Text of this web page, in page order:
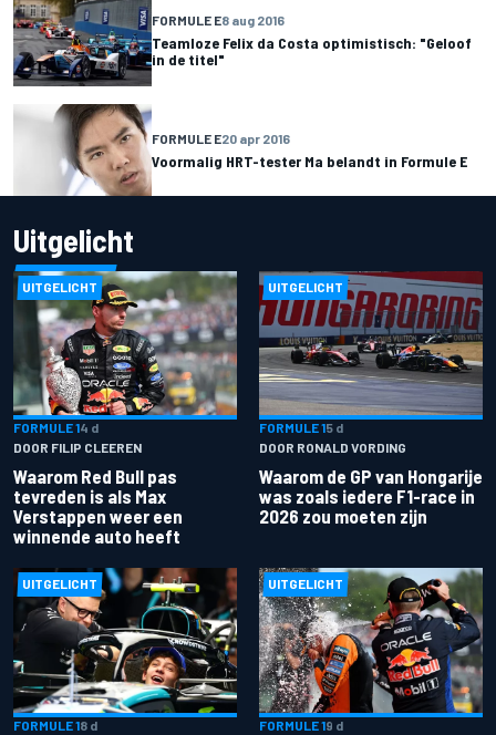
FORMULE E8 aug 2016
Teamloze Felix da Costa optimistisch: "Geloof
in de titel"
FORMULE E20 apr 2016
Voormalig HRT-tester Ma belandt in Formule E
Uitgelicht
UITGELICHT
FORMULE 14 d
DOOR FILIP CLEEREN
Waarom Red Bull pas
tevreden is als Max
Verstappen weer een
winnende auto heeft
UITGELICHT
FORMULE 15 d
DOOR RONALD VORDING
Waarom de GP van Hongarije
was zoals iedere F1-race in
2026 zou moeten zijn
UITGELICHT
FORMULE 18 d
UITGELICHT
FORMULE 19 d